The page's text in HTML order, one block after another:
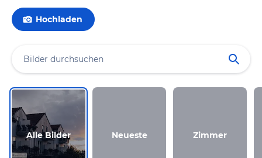
Hochladen
Alle Bilder Neueste Zimmer